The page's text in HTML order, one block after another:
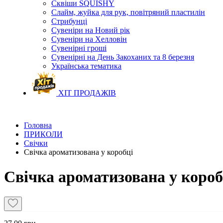
Сквіши SQUISHY
Слайм, жуйка для рук, повітряний пластилін
Стрибунці
Сувеніри на Новий рік
Сувеніри на Хелловін
Сувенірні гроші
Сувенірні на День Закоханих та 8 березня
Українська тематика
ХІТ ПРОДАЖІВ
Головна
ПРИКОЛИ
Свічки
Свічка ароматизована у коробці
Свічка ароматизована у